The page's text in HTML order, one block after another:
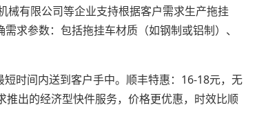
械有限公司等企业支持根据客户需求生产拖挂
求参数：包括拖挂车材质（如钢制或铝制）、
时间内送到客户手中。顺丰特惠：16-18元，无
出的经济型快件服务，价格更优惠，时效比顺